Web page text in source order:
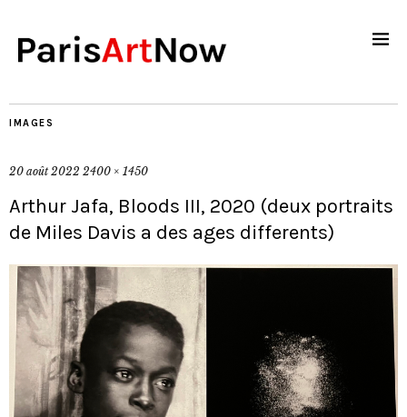
IMAGES
20 août 2022 2400 × 1450
Arthur Jafa, Bloods III, 2020 (deux portraits
de Miles Davis a des ages differents)